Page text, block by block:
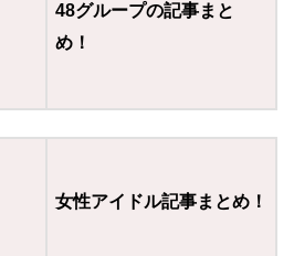
48グループの記事まと
め！
女性アイドル記事まとめ！